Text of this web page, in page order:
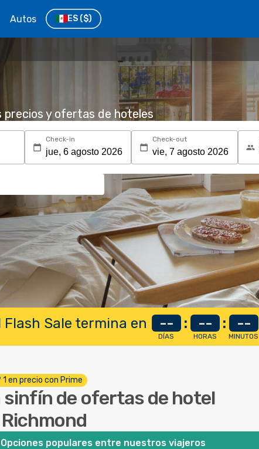
Autos ES ($)
precios y ofertas de hoteles
Check-in Check-out
Flash Sale termina en --
DÍAS
: --
HORAS
: --
MINUTOS
1 en precio con Prime
sinfín de ofertas de hotel
Opciones populares entre nuestros viajeros